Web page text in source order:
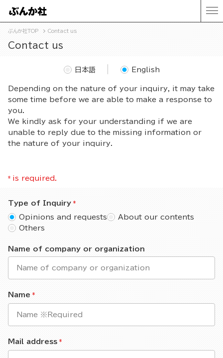
ぶんか社TOP Contact us
Contact us
Depending on the nature of your inquiry, it may take
some time before we are able to make a response to
you.
We kindly ask for your understanding if we are
unable to reply due to the missing information or
the nature of your inquiry.
日本語 English
* is required.
Type of Inquiry
Opinions and requests
About our contents
Others
Name of company or organization
Name
Mail address